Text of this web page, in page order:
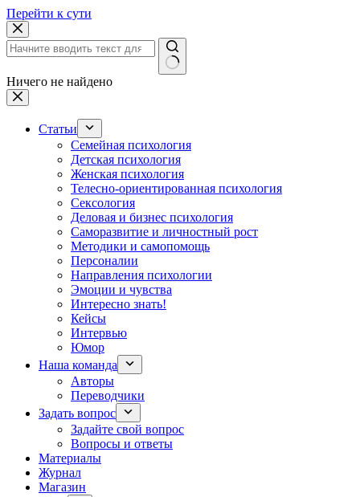
Перейти к сути
Ничего не найдено
Статьи
Семейная психология
Детская психология
Женская психология
Телесно-ориентированная психология
Сексология
Деловая и бизнес психология
Саморазвитие и личностный рост
Методики и самопомощь
Персоналии
Направления психологии
Эмоции и чувства
Интересно знать!
Кейсы
Интервью
Юмор
Наша команда
Авторы
Переводчики
Задать вопрос
Задайте свой вопрос
Вопросы и ответы
Материалы
Журнал
Магазин